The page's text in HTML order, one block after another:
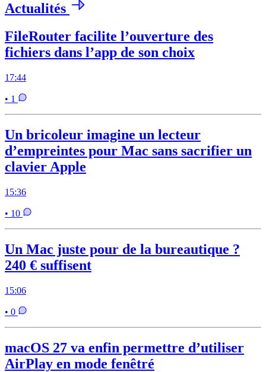
Actualités
FileRouter facilite l’ouverture des
fichiers dans l’app de son choix
17:44
• 1
Un bricoleur imagine un lecteur
d’empreintes pour Mac sans sacrifier un
clavier Apple
15:36
• 10
Un Mac juste pour de la bureautique ?
240 € suffisent
15:06
• 0
macOS 27 va enfin permettre d’utiliser
AirPlay en mode fenêtré